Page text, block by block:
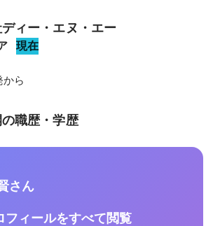
ィー・エヌ・エー
現在
から
職歴・学歴
さん
フィールをすべて閲覧